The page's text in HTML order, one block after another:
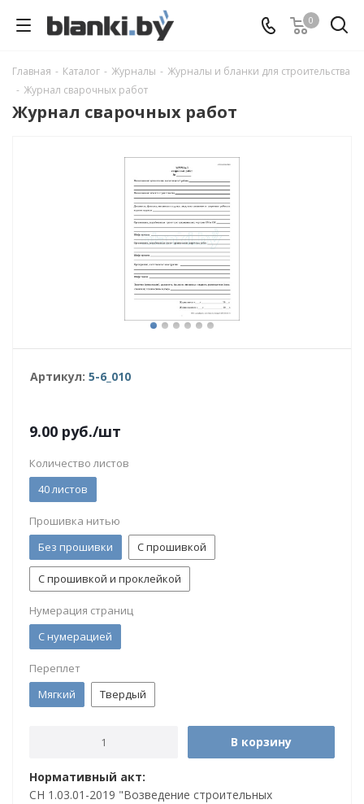
0
Главная - Каталог - Журналы - Журналы и бланки для строительства
- Журнал сварочных работ
Журнал сварочных работ
Артикул: 5-6_010
9.00 руб./шт
Количество листов
40 листов
Прошивка нитью
Без прошивки
С прошивкой
С прошивкой и проклейкой
Нумерация страниц
С нумерацией
Переплет
Мягкий
Твердый
В корзину
Нормативный акт:
СН 1.03.01-2019 "Возведение строительных